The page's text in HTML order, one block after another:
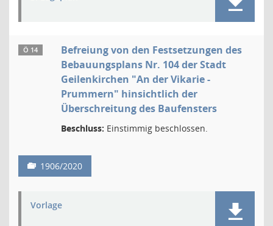
Ö 14
Befreiung von den Festsetzungen des
Bebauungsplans Nr. 104 der Stadt
Geilenkirchen "An der Vikarie -
Prummern" hinsichtlich der
Überschreitung des Baufensters
Beschluss: Einstimmig beschlossen.
1906/2020
Vorlage